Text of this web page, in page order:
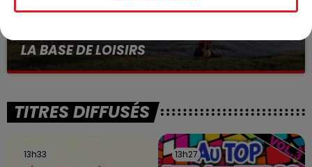
LA BASE DE LOISIRS
La victime a coulé à pic
TITRES DIFFUSÉS
13h33
13h33 13h27
13h27